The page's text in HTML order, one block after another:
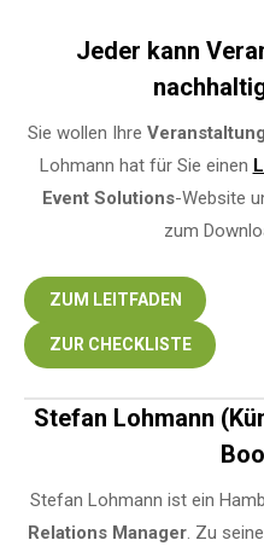
Jeder kann
Sie wollen Ihre Veranstaltung
Lohmann hat für Sie einen
Event Solutions-Website
zum
ZUM LEITFADEN
ZUR CHECKLISTE
Stefan Lohmann
Stefan Lohmann ist ein
Relations Manager. Zu